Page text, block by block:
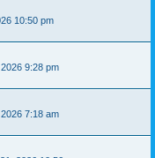
10:50 pm
9:28 pm
7:18 am